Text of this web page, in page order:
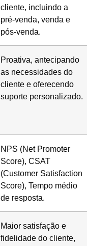
cliente, incluindo a
pré-venda, venda e
pós-venda.
Proativa, antecipando
as necessidades do
cliente e oferecendo
suporte personalizado.
NPS (Net Promoter
Score), CSAT
(Customer Satisfaction
Score), Tempo médio
de resposta.
Maior satisfação e
fidelidade do cliente,